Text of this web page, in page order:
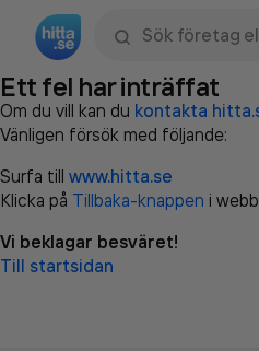
Ett fel har inträffat
Om du vill kan du kontakta
Vänligen försök med följande:
Surfa till www.hitta.se
Klicka på Tillbaka-knappen i
Vi beklagar besväret!
Till startsidan